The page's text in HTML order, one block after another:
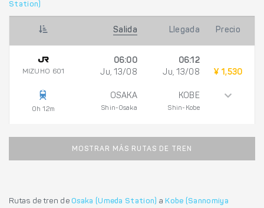
Station)
Salida Llegada Precio
MIZUHO 601
0h 12m
06:00
Ju, 13/08
OSAKA
Shin-Osaka
06:12
Ju, 13/08
KOBE
Shin-Kobe
¥ 1,530
MOSTRAR MÁS RUTAS DE TREN
Rutas de tren deOsaka (Umeda Station) a Kobe (Sannomiya